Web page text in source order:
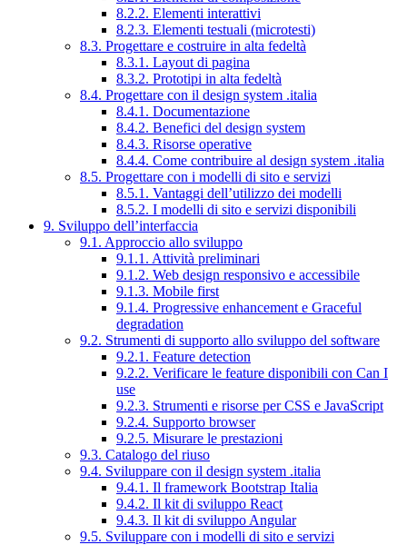
8.2.2. Elementi interattivi
8.2.3. Elementi testuali (microtesti)
8.3. Progettare e costruire in alta fedeltà
8.3.1. Layout di pagina
8.3.2. Prototipi in alta fedeltà
8.4. Progettare con il design system .italia
8.4.1. Documentazione
8.4.2. Benefici del design system
8.4.3. Risorse operative
8.4.4. Come contribuire al design system .italia
8.5. Progettare con i modelli di sito e servizi
8.5.1. Vantaggi dell’utilizzo dei modelli
8.5.2. I modelli di sito e servizi disponibili
9. Sviluppo dell’interfaccia
9.1. Approccio allo sviluppo
9.1.1. Attività preliminari
9.1.2. Web design responsivo e accessibile
9.1.3. Mobile first
9.1.4. Progressive enhancement e Graceful
degradation
9.2. Strumenti di supporto allo sviluppo del software
9.2.1. Feature detection
9.2.2. Verificare le feature disponibili con Can I
use
9.2.3. Strumenti e risorse per CSS e JavaScript
9.2.4. Supporto browser
9.2.5. Misurare le prestazioni
9.3. Catalogo del riuso
9.4. Sviluppare con il design system .italia
9.4.1. Il framework Bootstrap Italia
9.4.2. Il kit di sviluppo React
9.4.3. Il kit di sviluppo Angular
9.5. Sviluppare con i modelli di sito e servizi